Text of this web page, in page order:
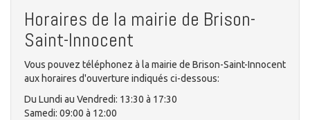
Horaires de la mairie de Brison-
Saint-Innocent
Vous pouvez téléphonez à la mairie de Brison-Saint-Innocent
aux horaires d'ouverture indiqués ci-dessous:
Du Lundi au Vendredi: 13:30 à 17:30
Samedi: 09:00 à 12:00